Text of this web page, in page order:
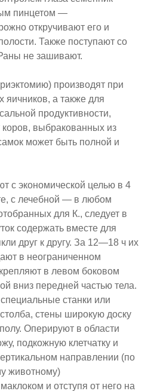
пинцетом —
откручивают его и
Также поступают со
не зашивают.
производят при
яичников, а также для
продуктивности,
коров, выбракованных из
может быть полной и
с экономической целью в 4
с лечебной — в любом
для К., следует в
содержать вместе для
друг к другу. За 12—18 ч их
в неограниченном
в левом боковом
вниз передней частью тела.
станки или
стены широкую доску
Оперируют в области
подкожную клетчатку и
направлении (по
животному)
и отступя от него на